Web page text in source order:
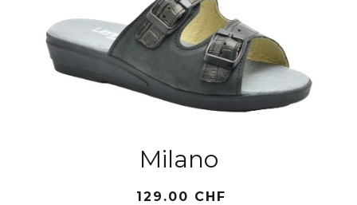
Milano
129.00 CHF